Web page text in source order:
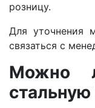
розницу.
Для уточнения
связаться с
Можно